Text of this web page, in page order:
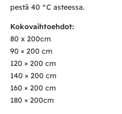
pestä 40 °C asteessa.
Kokovaihtoehdot:
80 x 200cm
90 × 200 cm
120 × 200 cm
140 × 200 cm
160 × 200 cm
180 × 200cm